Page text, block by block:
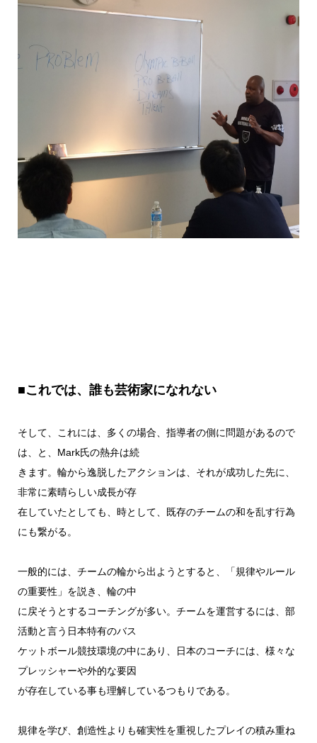
■これでは、誰も芸術家になれない
そして、これには、多くの場合、指導者の側に問題があるので
は、と、Mark氏の熱弁は続
きます。輪から逸脱したアクションは、それが成功した先に、
非常に素晴らしい成長が存
在していたとしても、時として、既存のチームの和を乱す行為
にも繋がる。
一般的には、チームの輪から出ようとすると、「規律やルール
の重要性」を説き、輪の中
に戻そうとするコーチングが多い。チームを運営するには、部
活動と言う日本特有のバス
ケットボール競技環境の中にあり、日本のコーチには、様々な
プレッシャーや外的な要因
が存在している事も理解しているつもりである。
規律を学び、創造性よりも確実性を重視したプレイの積み重ね